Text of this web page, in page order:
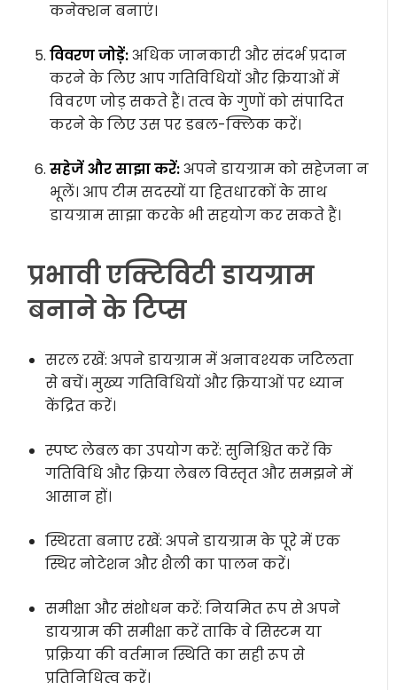
कनेक्शन बनाएं।
विवरण जोड़ें:अधिक जानकारी और संदर्भ प्रदान
करने के लिए आप गतिविधियों और क्रियाओं में
विवरण जोड़ सकते हैं। तत्व के गुणों को संपादित
करने के लिए उस पर डबल-क्लिक करें।
सहेजें और साझा करें:अपने डायग्राम को सहेजना न
भूलें। आप टीम सदस्यों या हितधारकों के साथ
डायग्राम साझा करके भी सहयोग कर सकते हैं।
प्रभावी एक्टिविटी डायग्राम
बनाने के टिप्स
सरल रखें: अपने डायग्राम में अनावश्यक जटिलता
से बचें। मुख्य गतिविधियों और क्रियाओं पर ध्यान
केंद्रित करें।
स्पष्ट लेबल का उपयोग करें: सुनिश्चित करें कि
गतिविधि और क्रिया लेबल विस्तृत और समझने में
आसान हों।
स्थिरता बनाए रखें: अपने डायग्राम के पूरे में एक
स्थिर नोटेशन और शैली का पालन करें।
समीक्षा और संशोधन करें: नियमित रूप से अपने
डायग्राम की समीक्षा करें ताकि वे सिस्टम या
प्रक्रिया की वर्तमान स्थिति का सही रूप से
प्रतिनिधित्व करें।